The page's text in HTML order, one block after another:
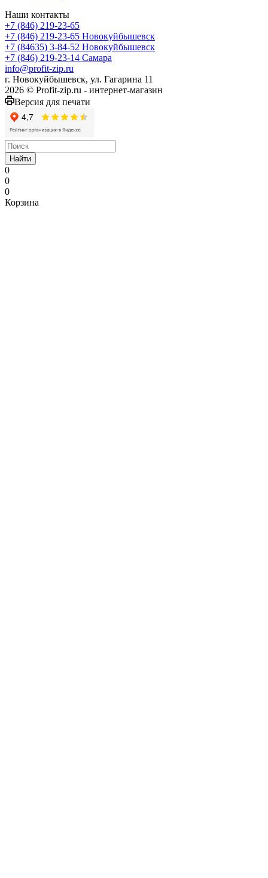
Наши контакты
+7 (846) 219-23-65
+7 (846) 219-23-65 Новокуйбышевск
+7 (84635) 3-84-52 Новокуйбышевск
+7 (846) 219-23-14 Самара
info@profit-zip.ru
г. Новокуйбышевск, ул. Гагарина 11
2026 © Profit-zip.ru - интернет-магазин
Версия для печати
Найти
0
0
0
Корзина